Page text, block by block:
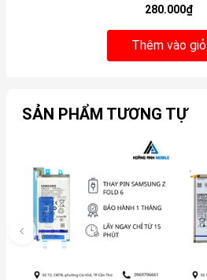
280.000₫
Thêm vào giỏ
SẢN PHẨM TƯƠNG TỰ